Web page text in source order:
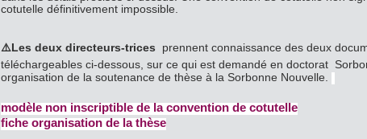
cotutelle définitivement impossible.
⚠️Les deux directeurs-trices prennent connaissance des deux
téléchargeables ci-dessous, sur ce qui est demandé en doctorat
organisation de la soutenance de thèse à la Sorbonne Nouvelle.
modèle non inscriptible de la convention de cotutelle
fiche organisation de la thèse